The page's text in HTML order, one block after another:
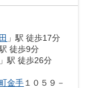
」駅 徒歩17分
徒歩9分
」駅 徒歩26分
金手 １０５９－